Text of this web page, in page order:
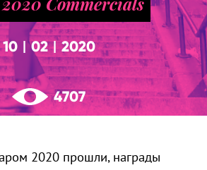
10 02|2020
4707
2020 прошли, награды